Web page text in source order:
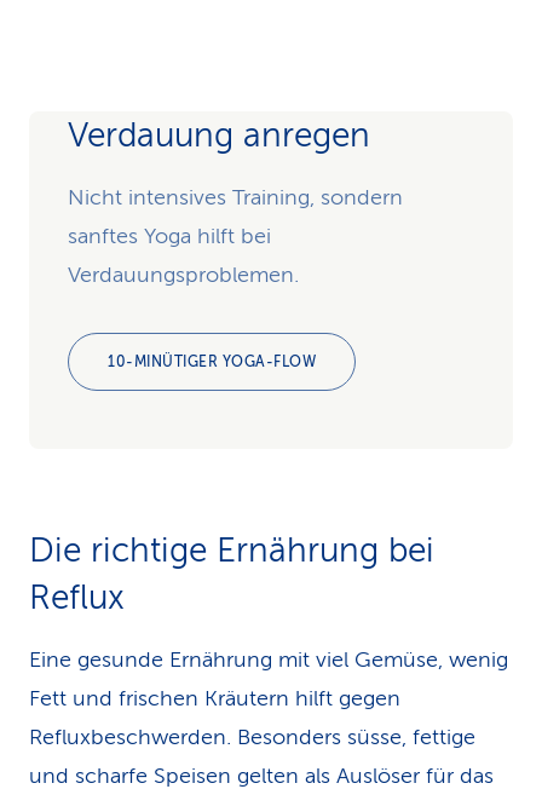
Verdauung anregen
Nicht intensives Training, sondern
sanftes Yoga hilft bei
Verdauungsproblemen.
10-MINÜTIGER YOGA-FLOW
Die richtige Ernährung bei
Reflux
Eine gesunde Ernährung mit viel Gemüse, wenig
Fett und frischen Kräutern hilft gegen
Refluxbeschwerden. Besonders süsse, fettige
und scharfe Speisen gelten als Auslöser für das